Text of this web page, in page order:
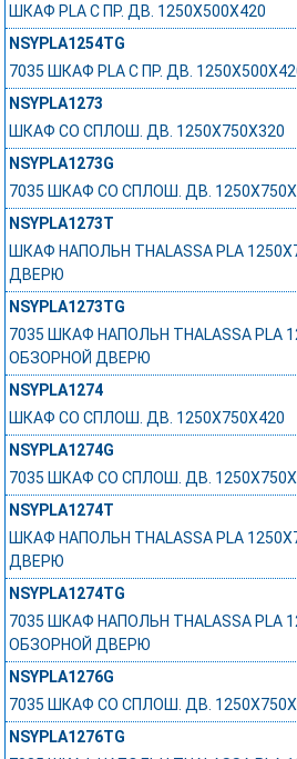
ШКАФ PLA С ПР. ДВ. 1250Х500Х420
NSYPLA1254TG
7035 ШКАФ PLA С ПР. ДВ.
NSYPLA1273
ШКАФ СО СПЛОШ. ДВ. 1250Х750Х320
NSYPLA1273G
7035 ШКАФ СО СПЛОШ. ДВ.
NSYPLA1273T
ШКАФ НАПОЛЬН THALASSA PLA
ДВЕРЮ
NSYPLA1273TG
7035 ШКАФ НАПОЛЬН THALASSA PLA
ОБЗОРНОЙ ДВЕРЮ
NSYPLA1274
ШКАФ СО СПЛОШ. ДВ. 1250Х750Х420
NSYPLA1274G
7035 ШКАФ СО СПЛОШ. ДВ.
NSYPLA1274T
ШКАФ НАПОЛЬН THALASSA PLA
ДВЕРЮ
NSYPLA1274TG
7035 ШКАФ НАПОЛЬН THALASSA PLA
ОБЗОРНОЙ ДВЕРЮ
NSYPLA1276G
7035 ШКАФ СО СПЛОШ. ДВ.
NSYPLA1276TG